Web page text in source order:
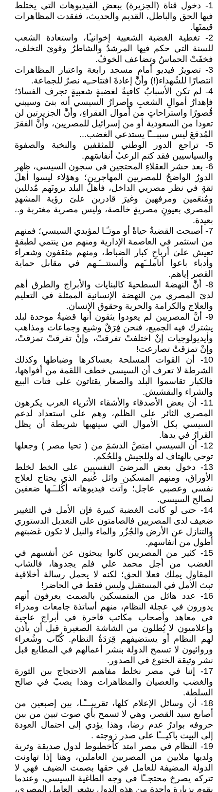
1- دخول قناة (الجزيرة) ببعض الفيديوهات التي يختلط
فيها الحق والباطل، القديم والحديث، ففقدت المظاهرات
قيمتَها.
2- تغطية الغضبة الشعبية إخوانيـًا، واستعادة الشعب
للسنة التي حكم فيها المرشدُ والشاطرُ وقوىَ التخلف،
فخفَتْ الحماسُ وتضاعف الخوفُ.
3- تصويرُ فيديو أمام مسجد رابعة واعتبار المظاهرات
انتصارًا للشُهداء(!) وأنَّ إعادةَ افتتاحــِه نصرٌ للجماعة.
4- لم تكن الأسبابُ كافيةً لغضبةٍ شعبيةٍ تجرف الفسادَ؛
فإهدارُ أموالِ الشعبِ وإصرارُ السيسي أنه بنىَ وسيبني
قُصورًا واستراحاتٍ من أموال الفقراءِ، وأنَّ الجزيرتين لن
تعودا من السعودية أو من إسرائيل للمصريين، وأنَّ الفقرَ
المُدقعَ ليس سببـــًا يستدعي الغضب...
5- تراجع الدور الوطني للمثقفين والنخبة والصفوة
والسياسيين فقد كتم الرعبُ أنفاسَهم.
6- بعد حشر العقلاءِ المحتجين في سجون السيسي، ظهر
الدورُ الواضحُ للمصريين المهاجرين؛ وهؤلاء ليسوا أهلَ
ثقةٍ في نظر مصريي الداخل، فأهلُ البلد يرونَهم مُدللين
ومُنعَمين ومرفهين وغيرَ قادرين علىَ رؤية المشهدِ
المصري بعيونٍ مصريةٍ خالصة، وليس مصرية مغتربة و..
بعيدة.
7- أصبحت القضيةُ حياةً أو موتـًـا لمؤيدي السيسي؛ فمنهم
من استثمر في العاصمة الإدارية ومنهم من ينتمي لطبقةٍ
تعيش علىَ أرباحِ كبار الضباط، ومنهم مثقفون وشعراء
وأدباء باعوا أناملــَهم وألسنتـــَـهم في مقابل حماية
القصر إياهم.
8- أنَّ النهضةَ السطحيةَ كالبنايات والأبراج والطرق أهم
لدىَ المصري من النهضة الإنسانية الممثلة في التعليم
والعلاج والكرامة والحرية وحقوق الإنسان.
9- أنَّ المصريين لم يعودوا يثقون أنها قضيةٌ موحدة لبلد
يشترك فيه الجميع، فنحن فِرَقٌ وشيع وجماعات ومذاهب
وأيديولوجيات إنْ اختلفتْ تفرقتْ، وإنْ تفرقتْ تمزقتْ،
وإنْ تمزقتْ تصارعت!
10- أن القوات المسلحة بعساكرها وضباطها وكذلك
الشرطة لا تعرف أن السيسي خطف اللقمة من أفواهها،
فالكبار تقاسموا البلد والصغار يقتاتون على فتات البيع
والشراء والبقشيش.
11- أن بعض الأصدقاء والأشقاء الأثرياء العرب يكرهون
المصري الثائر على الظلم، وهم على استعداد لدعم
السيسي بكل الأموال التي سينهبها شريطة أن يظل
القرارُ في يدها.
12- أن السيسي امتصَّ الدسَمَ من ( تحيا مصر ) وجعلها
توحي بالهتاف له وللجيش وللحُكم.
13- دخول بعض المرضىَ النفسيين على الخط لخلط
الأوراق، ومنهم المسكين وائل غُنيم الذي يحتاج لعلاج
نفسي وعصبي عاجل؛ وآتت فيديوهاته أكُلــَـها ضعفين
لصالح السيسي.
14- حتى لو كانت الغضبة كبيرة فإن الأمل في التغيير
ضعيف لدى المصريين فالصامتون على التعديل الدستوري
والتنازل عن الأرض والجُزُر والماء والنيل لا تكون غضبتهم
أطول من أنفاسهم.
15- كثير من المصريين كانوا يبحثون عن أنفسهم في
الغضب من أجل محمد علي فلم يجدوها، فالشاب
المقاول يملك فعلا الحق؛ لكنه لا يحمل رسالة أخلاقية
تبث الأمل في المستقبل وليس فقط في الحاضر!
16- عدد هائل من المتمسكين بالصمت يعرفون أنهم
يدورون في عجلة النظام، منهم أساتذة جامعات ومدراء
في معاهد وأصحاب مكاتب فاخرة في أبراج عاجية
وإعلاميون لا يُطلون من الشاشة الصغيرة قبل أن يأذن
لهم النظام أو يستضيفهم قِرَدَةُ النظام. كُتّاب وشُعراء
وروائيون لا تسمح الدولة بنشر أعمالهم في المطابع قبل
نشر وثيقة الخنوع في الصدور.
17- إننا في مصر نخلط مفاهيم الاحتجاج بين الثورة
والغضب والعصيان والمظاهرات وهذا يصبّ في صالح
السلطة.
18- أن وسائل الإعلام كلها، تقريبـــًـا، بين إصبعين من
أصابع سيد القصر، وهي لا تسمح بأي صوت تبين من بين
حروفه بوادرُ عدم رضا، وهذا يؤدي إلى احتمال العودة
إلى البيت باكيـــًا على صدر زوجته .
19- النظام في مصر امتد كأخطبوط لدول صديقة وثرية
ولديها ملايين من المصريين العاملين، وهنا إذا تهاونت
الدولة المضيفة للعامل في حقها بصمت الضيف فهي لا
تتركه يصرخ محتجــًا في وجه الطاغية السيسي، وعندما
يقوم بزيارة واحدة من هذه الدول يشعر العامل المصري،